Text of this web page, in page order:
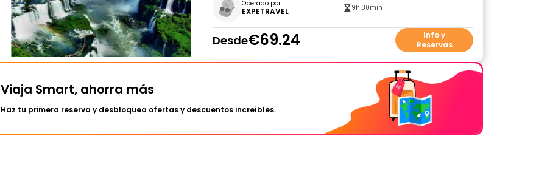
Operado por
EXPETRAVEL 9h 30min
Desde€69.24
Info y
Reservas
Viaja Smart, ahorra más
Haz tu primera reserva y desbloquea ofertas y descuentos increíbles.